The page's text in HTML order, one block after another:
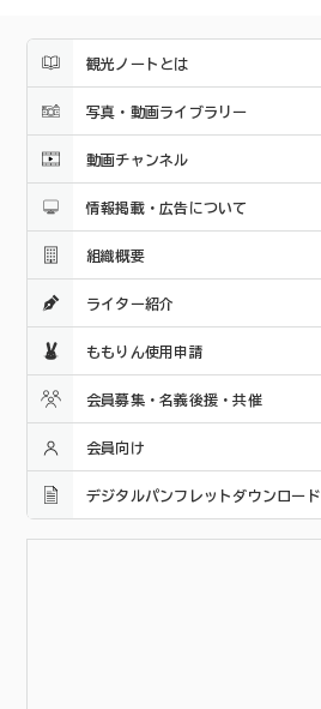
観光ノートとは
写真・動画ライブラリー
動画チャンネル
情報掲載・広告について
組織概要
ライター紹介
ももりん使用申請
会員募集・名義後援・共催
会員向け
デジタルパンフレットダウンロード